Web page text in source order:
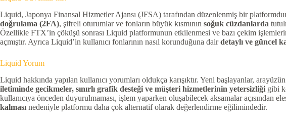
Liquid, Japonya Finansal Hizmetler Ajansı (JFSA) tarafından düzenlenmiş bir
doğrulama (2FA), şifreli oturumlar ve fonların büyük kısmının soğuk cüzdanlarda
Özellikle FTX’in çöküşü sonrası Liquid platformunun etkilenmesi ve bazı çekim
açmıştır. Ayrıca Liquid’in kullanıcı fonlarının nasıl korunduğuna dairdetaylı ve güncel
Liquid Yorum
Liquid hakkında yapılan kullanıcı yorumları oldukça karışıktır. Yeni başlayanlar,
iletiminde gecikmeler, sınırlı grafik desteği ve müşteri hizmetlerinin yetersizliği gibi
kullanıcıya önceden duyurulmaması, işlem yaparken oluşabilecek aksamalar açısından
kalması nedeniyle platformu daha çok alternatif olarak değerlendirme eğilimindedir.